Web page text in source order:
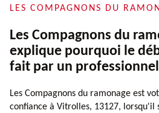
LES COMPAGNONS DU
Les Compagnons du
explique pourquoi le
fait par un professionnel
Les Compagnons du ramonage est
confiance à Vitrolles, 13127,